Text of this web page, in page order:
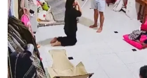
Vụ án
Tin nóng
Tư vấn luật
Vũ khí
Việt
Phân